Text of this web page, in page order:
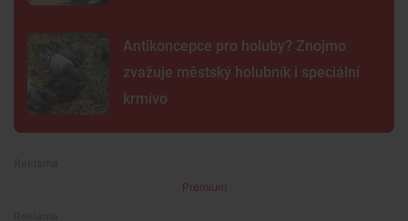
Antikoncepce pro holuby? Znojmo
zvažuje městský holubník i speciální
krmivo
Premium